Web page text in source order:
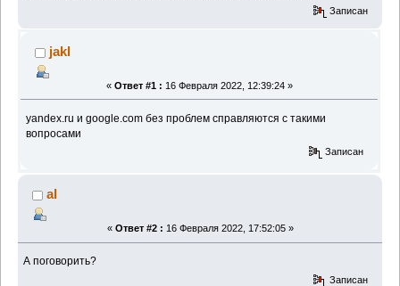
Записан
jakl
« Ответ #1 : 16 Февраля 2022, 12:39:24 »
yandex.ru и google.com без проблем справляются с такими
вопросами
Записан
al
« Ответ #2 : 16 Февраля 2022, 17:52:05 »
А поговорить?
Записан